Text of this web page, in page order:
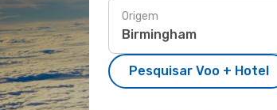
Origem
Pesquisar Voo + Hotel